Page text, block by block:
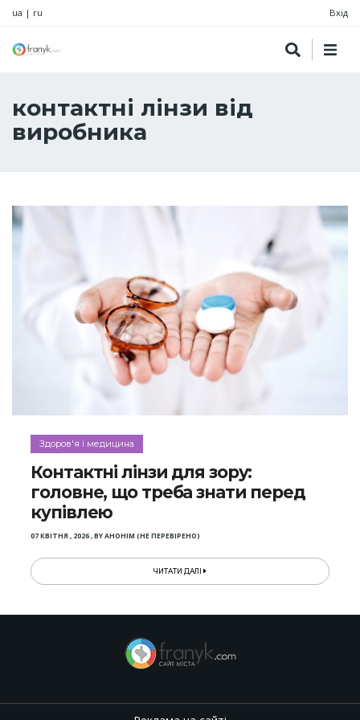
ua | ru Вхід
контактні лінзи від
виробника
Здоров'я і медицина
Контактні лінзи для зору:
головне, що треба знати перед
купівлею
07 КВІТНЯ , 2026,BYАНОНІМ (НЕ ПЕРЕВІРЕНО)
ЧИТАТИ ДАЛІ